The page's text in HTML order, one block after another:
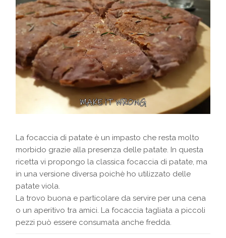
La focaccia di patate è un impasto che resta molto
morbido grazie alla presenza delle patate. In questa
ricetta vi propongo la classica focaccia di patate, ma
in una versione diversa poichè ho utilizzato delle
patate viola.
La trovo buona e particolare da servire per una cena
o un aperitivo tra amici. La focaccia tagliata a piccoli
pezzi può essere consumata anche fredda.